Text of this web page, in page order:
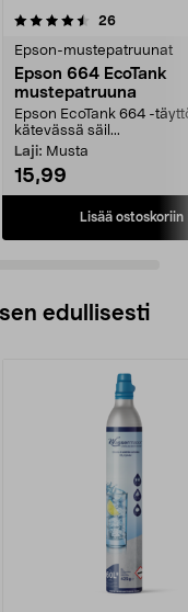
26arvostelut
Epson-mustepatruunat
Epson 664 EcoTank
mustepatruuna
Epson EcoTank 664 -
kätevässä säil...
Laji: Musta
15,99
Lisää ostoskoriin
4.0 viidestä
edullisesti